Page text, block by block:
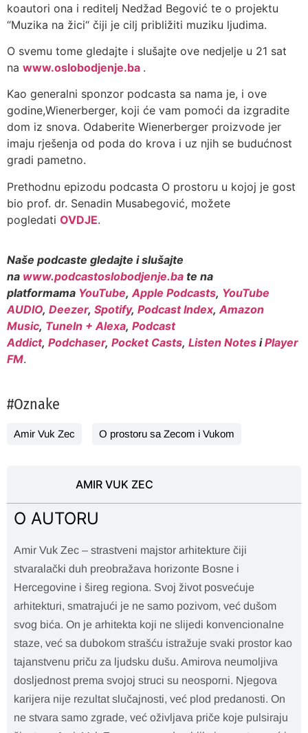
koautori ona i reditelj Nedžad Begović te o projektu
“Muzika na žici“ čiji je cilj približiti muziku ljudima.
O svemu tome gledajte i slušajte ove nedjelje u 21 sat
na www.oslobodjenje.ba .
Kao generalni sponzor podcasta sa nama je, i ove
godine,Wienerberger, koji će vam pomoći da izgradite
dom iz snova. Odaberite Wienerberger proizvode jer
imaju rješenja od poda do krova i uz njih se budućnost
gradi pametno.
Prethodnu epizodu podcasta O prostoru u kojoj je gost
bio prof. dr. Senadin Musabegović, možete
pogledati OVDJE.
Naše podcaste gledajte i slušajte
na www.podcastoslobodjenje.ba te na
platformama YouTube,Apple Podcasts, YouTube
AUDIO, Deezer, Spotify, Podcast Index,Amazon
Music, TuneIn + Alexa, Podcast
Addict, Podchaser, Pocket Casts, Listen Notes iPlayer
FM.
#Oznake
Amir Vuk Zec O prostoru sa Zecom i Vukom
AMIR VUK ZEC
O AUTORU
Amir Vuk Zec – strastveni majstor arhitekture čiji
stvaralački duh preobražava horizonte Bosne i
Hercegovine i šireg regiona. Svoj život posvećuje
arhitekturi, smatrajući je ne samo pozivom, već dušom
svog bića. On je arhitekta koji ne slijedi konvencionalne
staze, već sa dubokom strašću istražuje svaki prostor kao
tajanstvenu priču za ljudsku dušu. Amirova neumoljiva
dosljednost prema svojoj struci su neosporni. Njegova
karijera nije rezultat slučajnosti, već plod predanosti. On
ne stvara samo zgrade, već oživljava priče koje pulsiraju